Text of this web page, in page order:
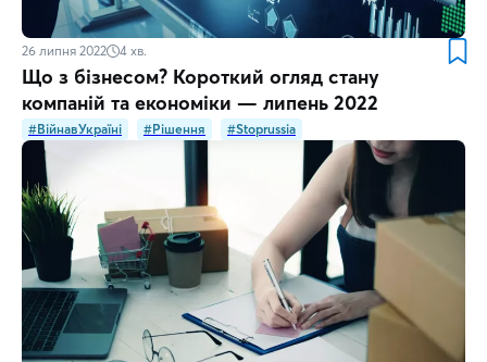
26 липня 2022 4 хв.
Що з бізнесом? Короткий огляд стану
компаній та економіки — липень 2022
#ВійнавУкраїні #Рішення #Stoprussia